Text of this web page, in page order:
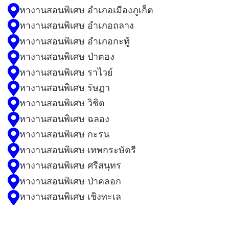
หางานสอนพิเศษ อำเภอเมืองภูเก็ต
หางานสอนพิเศษ อำเภอถลาง
หางานสอนพิเศษ อำเภอกะทู้
หางานสอนพิเศษ ป่าตอง
หางานสอนพิเศษ ราไวย์
หางานสอนพิเศษ รัษฏา
หางานสอนพิเศษ วิชิต
หางานสอนพิเศษ ฉลอง
หางานสอนพิเศษ กะรน
หางานสอนพิเศษ เทพกระษัตรี
หางานสอนพิเศษ ศรีสนุทร
หางานสอนพิเศษ ป่าคลอก
หางานสอนพิเศษ เชิงทะเล